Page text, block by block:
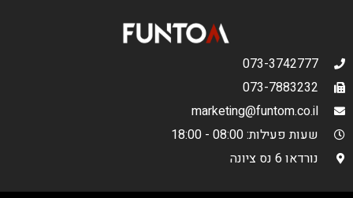
073-3742777
073-7883232
marketing@funtom.co.il
שעות פעילות: 08:00 - 18:00
נורדאו 6 נס ציונה